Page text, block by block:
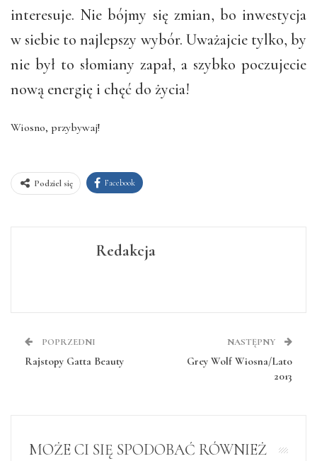
interesuje. Nie bójmy się zmian, bo inwestycja
w siebie to najlepszy wybór. Uważajcie tylko, by
nie był to słomiany zapał, a szybko poczujecie
nową energię i chęć do życia!
Wiosno, przybywaj!
Podziel się Facebook
Redakcja
POPRZEDNI
Rajstopy Gatta Beauty
NASTĘPNY
Grey Wolf Wiosna/Lato
2013
MOŻE CI SIĘ SPODOBAĆ RÓWNIEŻ